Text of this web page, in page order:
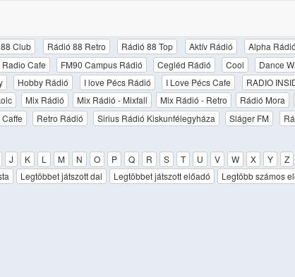
Club Rádió 88 Retro Rádió 88 Top Aktív Rádió Alpha Rádió
Radio Cafe FM90 Campus Rádió Cegléd Rádió Cool Dance
Hobby Rádió I love Pécs Rádió I Love Pécs Cafe RADIO
Mix Rádió Mix Rádió - Mixfall Mix Rádió - Retro Rádió Mora
Retro Rádió Sirius Rádió Kiskunfélegyháza Sláger FM
J K L M N O P Q R S T U V W X Y Z
Legtöbbet játszott dal Legtöbbet játszott előadó Legtöbb számos